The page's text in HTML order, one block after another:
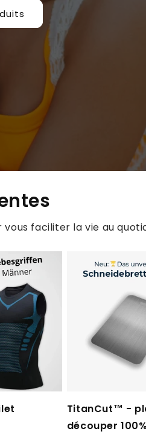
faciliter la vie au
TitanCut™ -
découper